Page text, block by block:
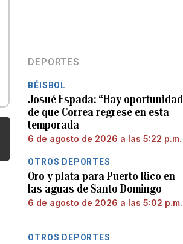
DEPORTES
BÉISBOL
Josué Espada: “Hay oportunidad
de que Correa regrese en esta
temporada
6 de agosto de 2026 a las 5:22 p.m.
OTROS DEPORTES
Oro y plata para Puerto Rico en
las aguas de Santo Domingo
6 de agosto de 2026 a las 5:02 p.m.
OTROS DEPORTES